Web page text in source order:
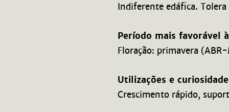
Indiferente edáfica. Tolera
Período mais favorável
Floração: primavera
Utilizações e
Crescimento rápido,